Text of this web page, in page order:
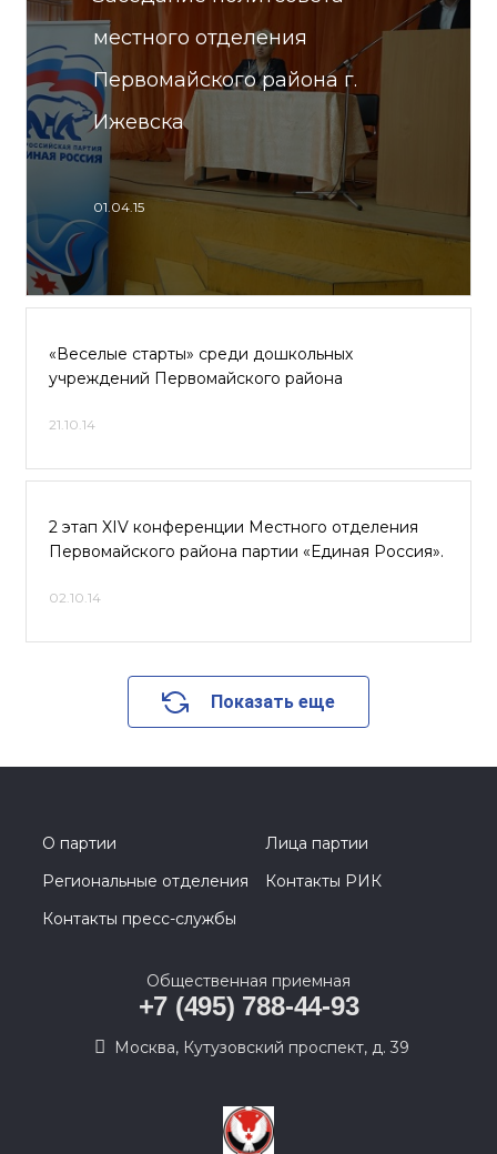
местного отделения
Первомайского района г.
Ижевска
01.04.15
«Веселые старты» среди дошкольных
учреждений Первомайского района
21.10.14
2 этап XIV конференции Местного отделения
Первомайского района партии «Единая Россия».
02.10.14
Показать еще
О партии
Лица партии
Региональные отделения
Контакты РИК
Контакты пресс-службы
Общественная приемная
+7 (495) 788-44-93
Москва, Кутузовский проспект, д. 39